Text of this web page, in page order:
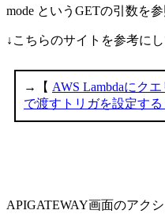
mode というGETの引数を参
↓こちらのサイトを参考にし
APIGATEWAY画面のアクシ